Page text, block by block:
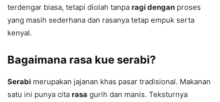
terdengar biasa, tetapi diolah tanpa ragi dengan proses
yang masih sederhana dan rasanya tetap empuk serta
kenyal.
Bagaimana rasa kue serabi?
Serabi merupakan jajanan khas pasar tradisional. Makanan
satu ini punya cita rasa gurih dan manis. Teksturnya